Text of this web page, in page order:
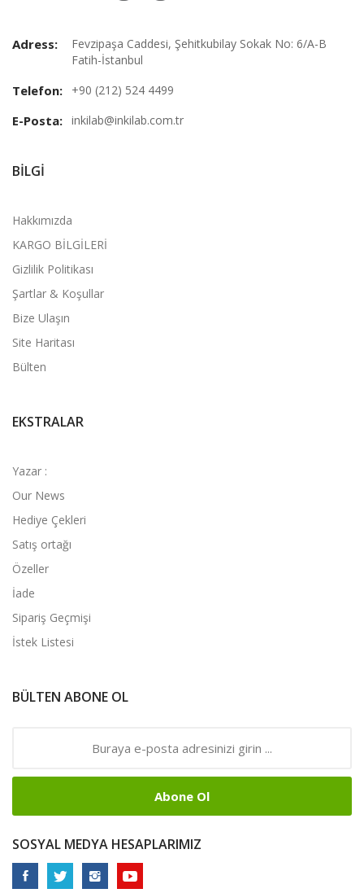
Adress:
Fevzipaşa Caddesi, Şehitkubilay Sokak No: 6/A-B
Fatih-İstanbul
Telefon: +90 (212) 524 4499
E-Posta: inkilab@inkilab.com.tr
BILGI
Hakkımızda
KARGO BİLGİLERİ
Gizlilik Politikası
Şartlar & Koşullar
Bize Ulaşın
Site Haritası
Bülten
EKSTRALAR
Yazar :
Our News
Hediye Çekleri
Satış ortağı
Özeller
İade
Sipariş Geçmişi
İstek Listesi
BÜLTEN ABONE OL
Abone Ol
SOSYAL MEDYA HESAPLARIMIZ